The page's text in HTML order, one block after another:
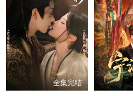
全集完结